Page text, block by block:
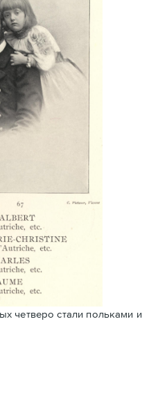
четверо стали